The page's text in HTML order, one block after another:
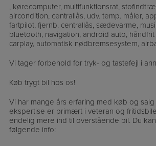
, kørecomputer, multifunktionsrat,
aircondition, centrallås, udv. temp. måler,
fartpilot, fjernb. centrallås, sædevarme,
bluetooth, navigation, android auto,
carplay, automatisk nødbremsesystem,
Vi tager forbehold for tryk- og tastefejl i
Køb trygt bil hos os!
Vi har mange års erfaring med køb og salg
ekspertise er primært i veteran og
endelig mere ind til overstående bil. Du
følgende info: